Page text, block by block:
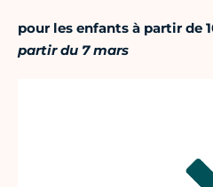
pour les enfants à partir de
partir du 7 mars